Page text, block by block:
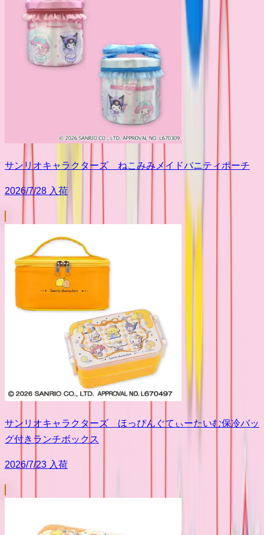
サンリオキャラクターズ ねこみみメイドバニティポーチ
2026/7/28 入荷
サンリオキャラクターズ ほっぴんぐてぃーたいむ保冷バッ
グ付きランチボックス
2026/7/23 入荷